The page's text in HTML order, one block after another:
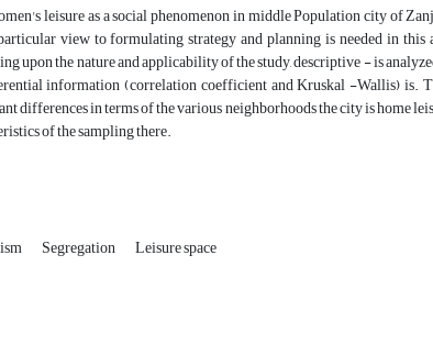
leisure as a social phenomenon in middle Population city of
view to formulating strategy and planning is needed in
upon the nature and applicability of the study, descriptive - is
information (correlation coefficient and Kruskal -Wallis) is.
differences in terms of the various neighborhoods the city is home
of the sampling there.
Segregation Leisure space